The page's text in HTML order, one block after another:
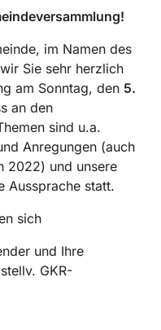
im Namen des
Sie sehr herzlich
am Sonntag, den 5.
an den
sind u.a.
Anregungen (auch
2022) und unsere
Aussprache statt.
sich
und Ihre
GKR-